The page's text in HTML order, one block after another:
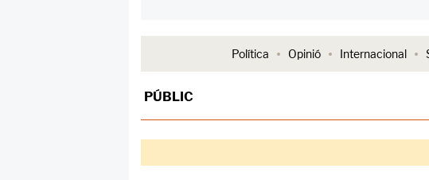
Política Opinió Internacional
PÚBLIC